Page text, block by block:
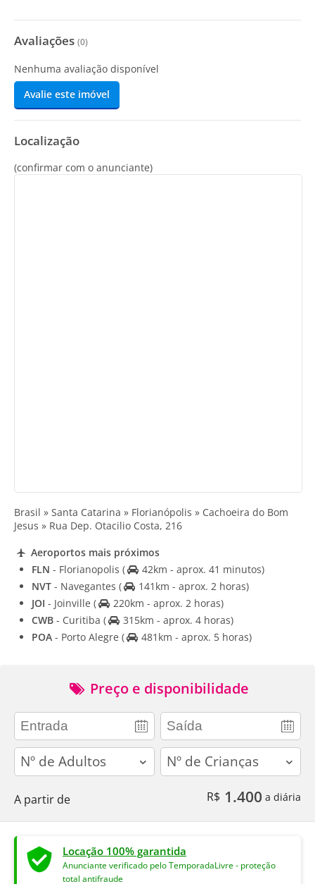
Avaliações (0)
Nenhuma avaliação disponível
Avalie este imóvel
Localização
(confirmar com o anunciante)
Brasil » Santa Catarina » Florianópolis » Cachoeira do Bom
Jesus » Rua Dep. Otacilio Costa, 216
Aeroportos mais próximos
FLN - Florianopolis (
42km - aprox. 41 minutos)
NVT - Navegantes (
141km - aprox. 2 horas)
JOI - Joinville (
220km - aprox. 2 horas)
CWB - Curitiba (
315km - aprox. 4 horas)
POA - Porto Alegre ( 481km - aprox. 5 horas)
Preço e disponibilidade
adults children
A partir de R$ 1.400 a diária
Locação 100% garantida
Anunciante verificado pelo TemporadaLivre - proteção
total antifraude